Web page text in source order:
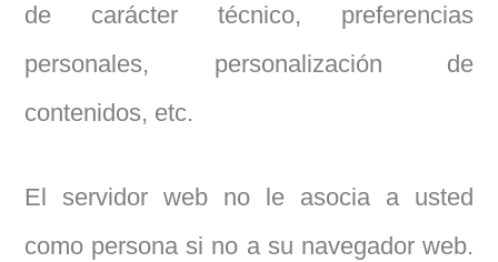
de carácter técnico, preferencias
personales, personalización de
contenidos, etc.
El servidor web no le asocia a usted
como persona si no a su navegador web.